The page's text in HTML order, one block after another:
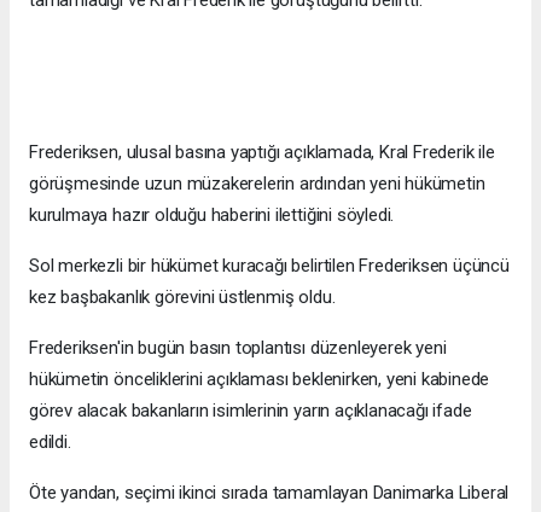
Frederiksen, ulusal basına yaptığı açıklamada, Kral Frederik ile
görüşmesinde uzun müzakerelerin ardından yeni hükümetin
kurulmaya hazır olduğu haberini ilettiğini söyledi.
Sol merkezli bir hükümet kuracağı belirtilen Frederiksen üçüncü
kez başbakanlık görevini üstlenmiş oldu.
Frederiksen'in bugün basın toplantısı düzenleyerek yeni
hükümetin önceliklerini açıklaması beklenirken, yeni kabinede
görev alacak bakanların isimlerinin yarın açıklanacağı ifade
edildi.
Öte yandan, seçimi ikinci sırada tamamlayan Danimarka Liberal